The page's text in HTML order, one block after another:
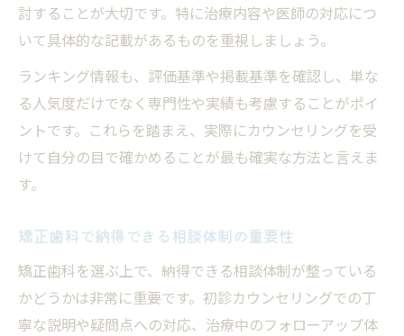
討することが大切です。特に治療内容や医師の対応につ
いて具体的な記載があるものを重視しましょう。
ランキング情報も、評価基準や掲載基準を確認し、単な
る人気度だけでなく専門性や実績も考慮することがポイ
ントです。これらを踏まえ、実際にカウンセリングを受
けて自分の目で確かめることが最も確実な方法と言えま
す。
矯正歯科で納得できる相談体制の重要性
矯正歯科を選ぶ上で、納得できる相談体制が整っている
かどうかは非常に重要です。初診カウンセリングでの丁
寧な説明や疑問点への対応、治療中のフォローアップ体